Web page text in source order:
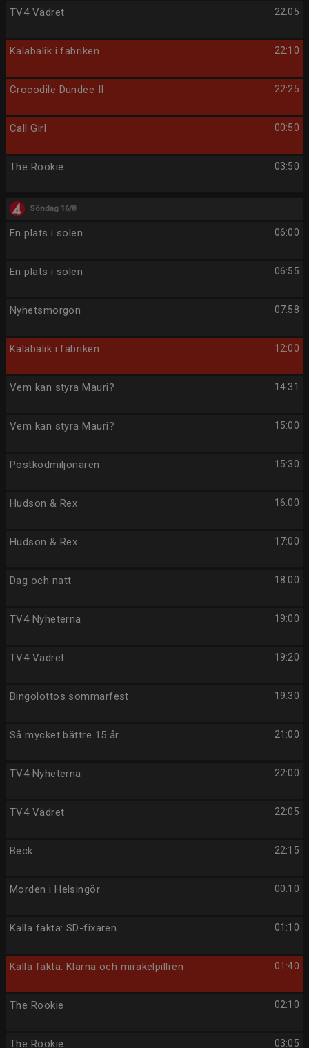
22:05
TV4 Vädret
22:10
Kalabalik i fabriken
22:25
Crocodile Dundee II
00:50
Call Girl
03:50
The Rookie
Söndag 16/8
06:00
En plats i solen
06:55
En plats i solen
07:58
Nyhetsmorgon
12:00
Kalabalik i fabriken
14:31
Vem kan styra Mauri?
15:00
Vem kan styra Mauri?
15:30
Postkodmiljonären
16:00
Hudson & Rex
17:00
Hudson & Rex
18:00
Dag och natt
19:00
TV4 Nyheterna
19:20
TV4 Vädret
19:30
Bingolottos sommarfest
21:00
Så mycket bättre 15 år
22:00
TV4 Nyheterna
22:05
TV4 Vädret
22:15
Beck
00:10
Morden i Helsingör
01:10
Kalla fakta: SD-fixaren
01:40
Kalla fakta: Klarna och mirakelpillren
02:10
The Rookie
03:05
The Rookie